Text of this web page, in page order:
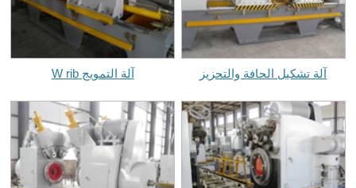
آلة تشكيل الحافة والتحزيز آلة التمويج W rib